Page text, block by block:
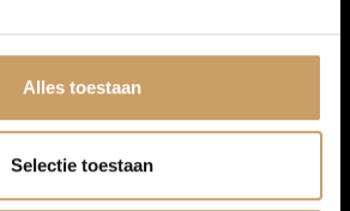
Alles toestaan
Selectie toestaan
hem voor je! Geef je wensen
en wij gaan op zoek naar de